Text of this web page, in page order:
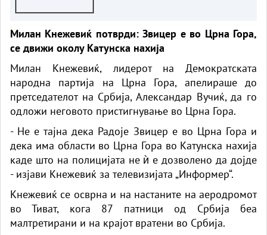
Милан Кнежевиќ потврди: Звицер е во Црна Гора,
се движи околу Катунска нахија
Милан Кнежевиќ, лидерот на Демократската
народна партија на Црна Гора, апелираше до
претседателот на Србија, Александар Вучиќ, да го
одложи неговото пристигнување во Црна Гора.
- Не е тајна дека Радоје Звицер е во Црна Гора и
дека има области во Црна Гора во Катунска нахија
каде што на полицијата не ѝ е дозволено да дојде
- изјави Кнежевиќ за телевизијата „Информер“.
Кнежевиќ се осврна и на настаните на аеродромот
во Тиват, кога 87 патници од Србија беа
малтретирани и на крајот вратени во Србија.